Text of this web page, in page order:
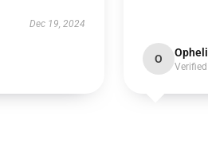
Dec 19, 2024
O